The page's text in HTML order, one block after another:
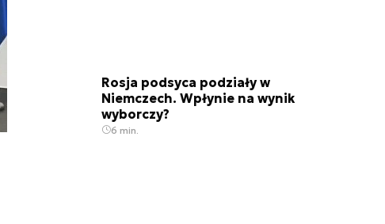
Rosja podsyca podziały w
Niemczech. Wpłynie na wynik
wyborczy?
6 min.